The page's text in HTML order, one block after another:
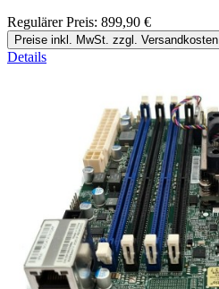
Regulärer Preis: 899,90 €
Preise inkl. MwSt. zzgl. Versandkosten
Details